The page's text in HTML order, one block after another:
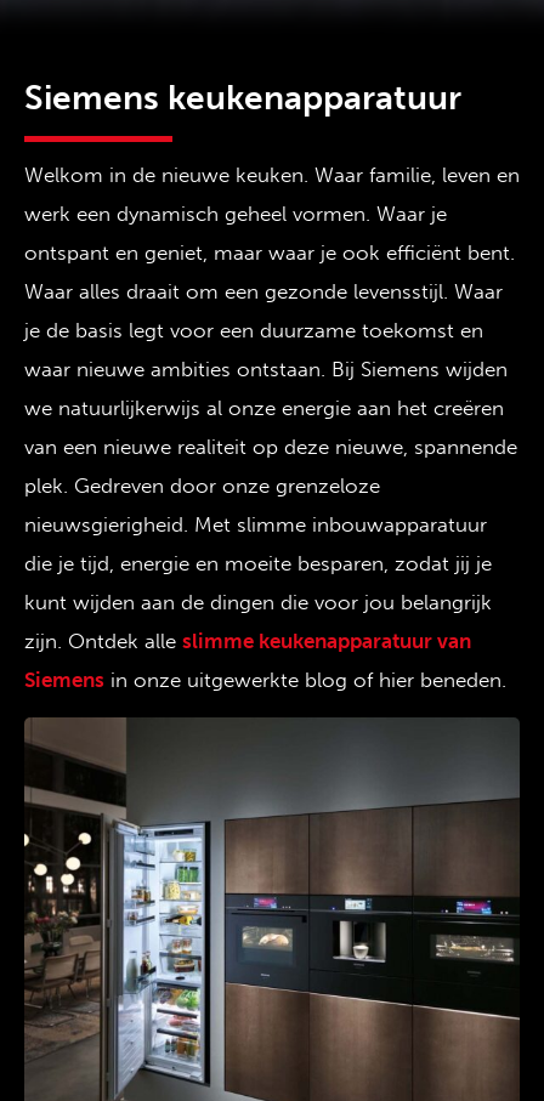
Siemens keukenapparatuur
Welkom in de nieuwe keuken. Waar familie, leven en
werk een dynamisch geheel vormen. Waar je
ontspant en geniet, maar waar je ook efficiënt bent.
Waar alles draait om een gezonde levensstijl. Waar
je de basis legt voor een duurzame toekomst en
waar nieuwe ambities ontstaan. Bij Siemens wijden
we natuurlijkerwijs al onze energie aan het creëren
van een nieuwe realiteit op deze nieuwe, spannende
plek. Gedreven door onze grenzeloze
nieuwsgierigheid. Met slimme inbouwapparatuur
die je tijd, energie en moeite besparen, zodat jij je
kunt wijden aan de dingen die voor jou belangrijk
zijn. Ontdek alle slimme keukenapparatuur van
Siemens in onze uitgewerkte blog of hier beneden.